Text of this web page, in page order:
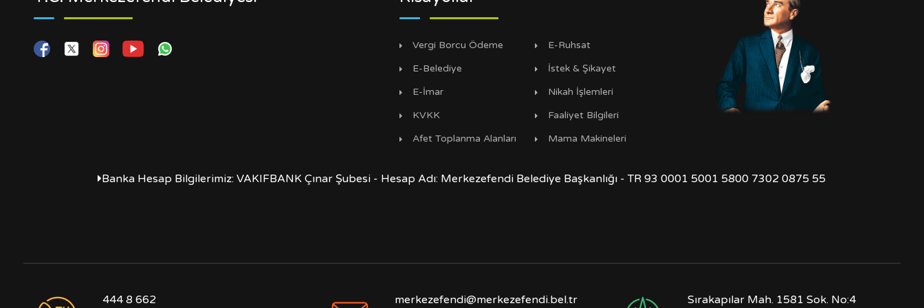
Vergi Borcu Ödeme
E-Belediye
E-İmar
KVKK
Afet Toplanma Alanları
E-Ruhsat
İstek & Şikayet
Nikah İşlemleri
Faaliyet Bilgileri
Mama Makineleri
Banka Hesap Bilgilerimiz: VAKIFBANK Çınar Şubesi - Hesap Adı: Merkezefendi Belediye Başkanlığı - TR 93 0001 5001 5800 7302 0875 55
444 8 662 merkezefendi@merkezefendi.bel.tr Sırakapılar Mah. 1581 Sok. No:4